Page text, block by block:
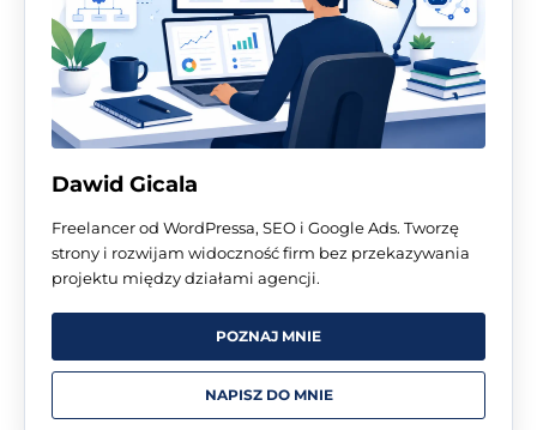
Dawid Gicala
Freelancer od WordPressa, SEO i Google Ads. Tworzę
strony i rozwijam widoczność firm bez przekazywania
projektu między działami agencji.
POZNAJ MNIE
NAPISZ DO MNIE